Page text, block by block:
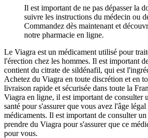
Il est important de ne pas dépasser la
suivre les instructions du médecin ou
Commandez dès maintenant et
notre pharmacie en ligne.
Le Viagra est un médicament utilisé pour
l'érection chez les hommes. Il est important
contient du citrate de sildénafil, qui est
Achetez du Viagra en toute discrétion et en
livraison rapide et sécurisée dans toute la
Viagra en ligne, il est important de consulter
santé pour s'assurer que vous avez l'âge
médicaments. Il est important de consulter
prendre du Viagra pour s'assurer que ce
pour vous.